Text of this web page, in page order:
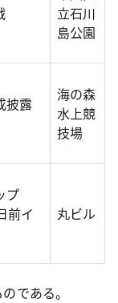
立石川
島公園
披露
海の森
水上競
技場
プ
前イ
丸ビル
である。